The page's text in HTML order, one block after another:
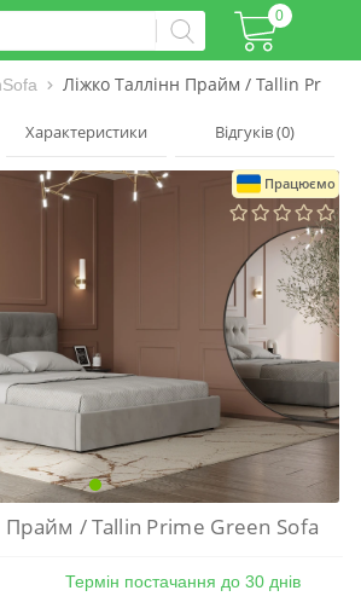
0
матраців та ліжок
Ліжко Таллінн Прайм / Tallin Prime
Характеристики Відгуків (0)
Працюємо
Прайм / Tallin Prime Green Sofa
Термін постачання до 30 днів